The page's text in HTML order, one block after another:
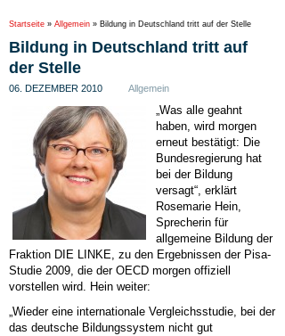
Startseite » Allgemein » Bildung in Deutschland tritt auf der Stelle
Bildung in Deutschland tritt auf
der Stelle
06. DEZEMBER 2010 Allgemein
„Was alle geahnt
haben, wird morgen
erneut bestätigt: Die
Bundesregierung hat
bei der Bildung
versagt“, erklärt
Rosemarie Hein,
Sprecherin für
allgemeine Bildung der
Fraktion DIE LINKE, zu den Ergebnissen der Pisa-
Studie 2009, die der OECD morgen offiziell
vorstellen wird. Hein weiter:
„Wieder eine internationale Vergleichsstudie, bei der
das deutsche Bildungssystem nicht gut